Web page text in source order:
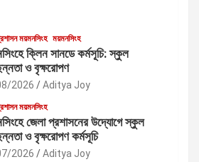
ময়মনসিংহ ময়মনসিংহ
ক্লিন সানডে কর্মসূচি: স্কুল
ও বৃক্ষরোপণ
2026 Aditya Joy
ময়মনসিংহ
জেলা প্রশাসনের উদ্যোগে স্কুল
ও বৃক্ষরোপণ কর্মসূচি
2026 Aditya Joy